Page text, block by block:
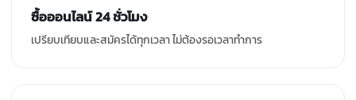
ซื้อออนไลน์ 24 ชั่วโมง
เปรียบเทียบและสมัครได้ทุกเวลา ไม่ต้องรอเวลาทำการ